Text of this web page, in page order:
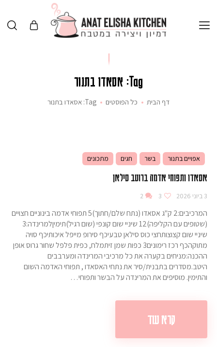
Tag: אסאדו בתנור
דף הבית כל הפוסטים Tag: אסאדו בתנור
אפויים בתנור בשר חגים מתכונים
אסאדו ותפוחי אדמה ברוטב סילאן
3 ביוני 2026 3
2
המרכיבים:2 ק"ג אסאדו (נתח שלם/חתוך)5 תפוחי אדמה בינוניים חצויים
(שטופים עם הקליפה)12 שיניי שום קונפי (שום רגיל)תימיןלמרינדה:3
שיניי שום קצוצותחצי כוס סילאן טבעיכף סירופ מייפל איכותיכף סויה
מתוקהכף רכז רימונים3 כפות שמן זיתמלח, כפית פלפל שחור גרוס אופן
ההכנה:מניחים בקערה את כל מרכיבי המרינדה ומערבבים
היטב.מסדרים בתבנית/סיר את נתחי האסאדו , תפוחי האדמה השום
והתימין. מוסיפים את המרינדה על הבשר ותפוחי…
קרא עוד